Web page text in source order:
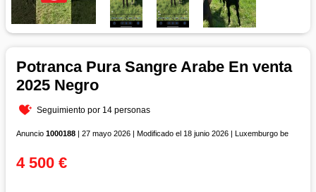
Potranca Pura Sangre Arabe En venta
2025 Negro
Seguimiento por 14 personas
Anuncio 1000188 | 27 mayo 2026 | Modificado el 18 junio 2026 | Luxemburgo be
4 500 €